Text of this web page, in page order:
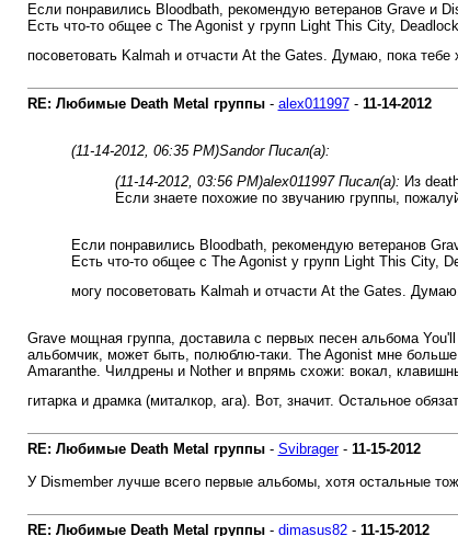
Если понравились Bloodbath, рекомендую ветеранов Grave и
Есть что-то общее с The Agonist у групп Light This City,
посоветовать Kalmah и отчасти At the Gates. Думаю, пока тебе
RE: Любимые Death Metal группы- alex011997- 11-14-2012
(11-14-2012, 06:35 PM)Sandor Писал(а):
(11-14-2012, 03:56 PM)alex011997 Писал(а): Из
Если знаете похожие по звучанию группы,
Если понравились Bloodbath, рекомендую ветеранов
Есть что-то общее с The Agonist у групп Light This City,
могу посоветовать Kalmah и отчасти At the Gates.
Grave мощная группа, доставила с первых песен альбома
альбомчик, может быть, полюблю-таки. The Agonist мне
Amaranthe. Чилдрены и Nother и впрямь схожи: вокал,
гитарка и драмка (миталкор, ага). Вот, значит. Остальное
RE: Любимые Death Metal группы- Svibrager- 11-15-2012
У Dismember лучше всего первые альбомы, хотя остальные
RE: Любимые Death Metal группы- dimasus82- 11-15-2012